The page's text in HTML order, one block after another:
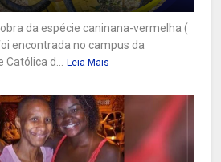
da espécie caninana-vermelha (
encontrada no campus da
d...
Leia Mais